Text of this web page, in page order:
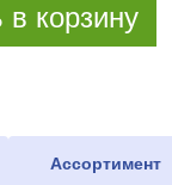
корзину
Ассортимент